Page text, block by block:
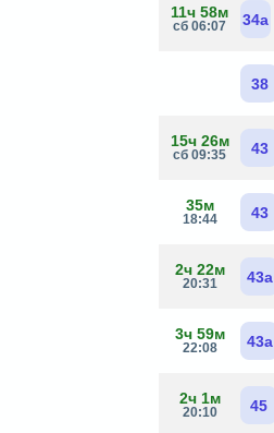
11ч 58м
сб 06:07 34а
38
15ч 26м
сб 09:35 43
35м
18:44 43
2ч 22м
20:31 43а
3ч 59м
22:08 43а
2ч 1м
20:10 45